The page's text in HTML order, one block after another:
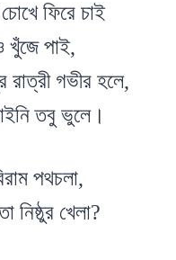
ফিরে চাই
পাই,
গভীর হলে,
তবু ভুলে।
পথচলা,
খেলা?